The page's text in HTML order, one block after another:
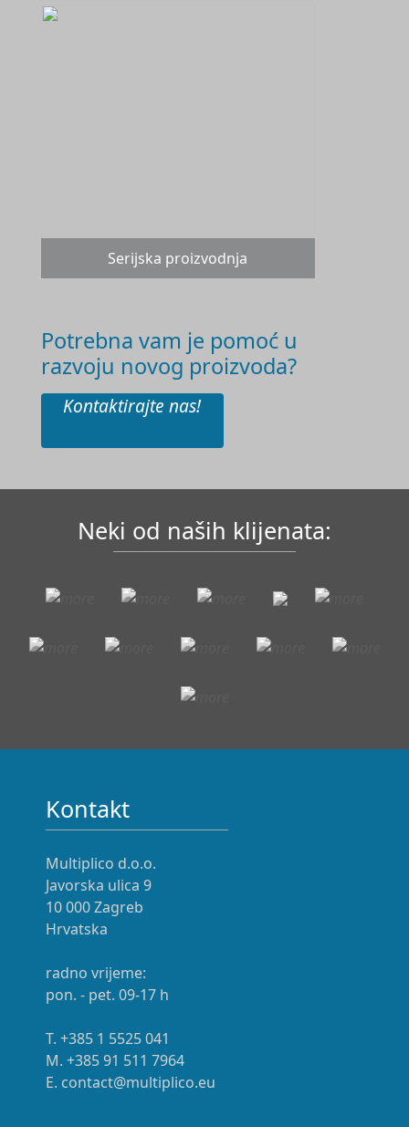
Serijska proizvodnja
Potrebna vam je pomoć u
razvoju novog proizvoda?
Kontaktirajte nas!
Neki od naših klijenata:
Kontakt
Multiplico d.o.o.
Javorska ulica 9
10 000 Zagreb
Hrvatska
radno vrijeme:
pon. - pet. 09-17 h
T. +385 1 5525 041
M. +385 91 511 7964
E. contact@multiplico.eu